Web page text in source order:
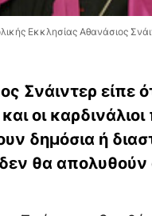
Εκκλησίας Αθανάσιος
Σνάιντερ είπε
οι
δημόσια ή
θα